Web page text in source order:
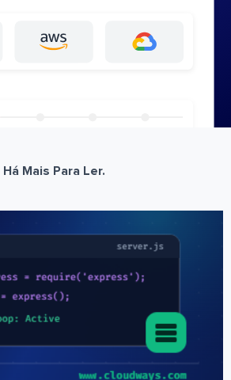
Há Mais Para Ler.